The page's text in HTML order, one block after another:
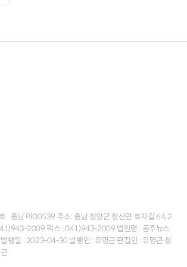
: 충남 아00539 주소: 충남 청양군 청산면 효자길 64, 2
2009 팩스 : 041)943-2009 법인명 : 공주뉴스
행일 : 2023-04-30 발행인 : 유명근 편집인 : 유명근 청